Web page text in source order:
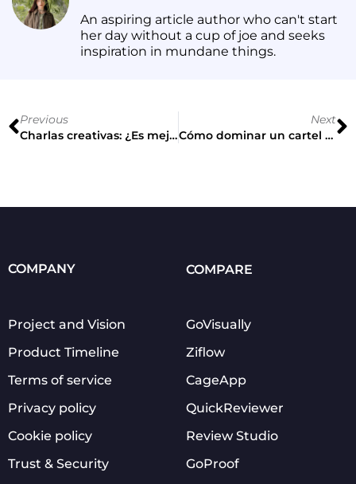
An aspiring article author who can't start
her day without a cup of joe and seeks
inspiration in mundane things.
Previous
Charlas creativas: ¿Es mejor ser innovador o ser comprendido?
Next
Cómo dominar un cartel de diseño gráfico + 5 casos de estudio
COMPANY
Project and Vision
Product Timeline
Terms of service
Privacy policy
Cookie policy
Trust & Security
COMPARE
GoVisually
Ziflow
CageApp
QuickReviewer
Review Studio
GoProof